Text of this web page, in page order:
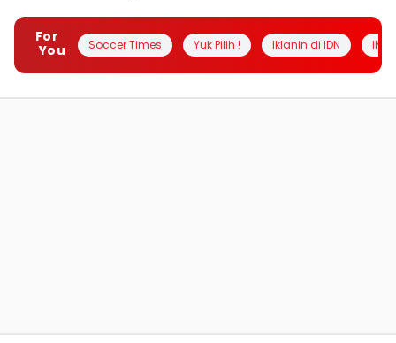
For
You
Soccer Times Yuk Pilih ! Iklanin di IDN